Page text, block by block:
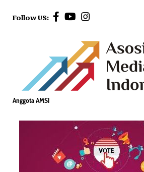
Follow US:
Anggota AMSI